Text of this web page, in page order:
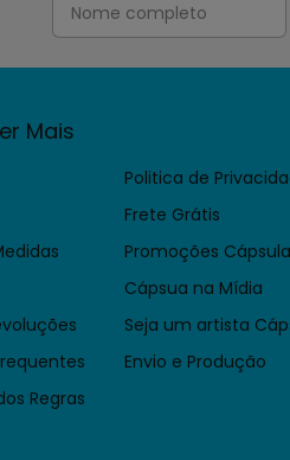
Mais
Regras
Politica de
Frete Grátis
Promoções Cápsula
Cápsua na Mídia
Seja um artista
Envio e Produção